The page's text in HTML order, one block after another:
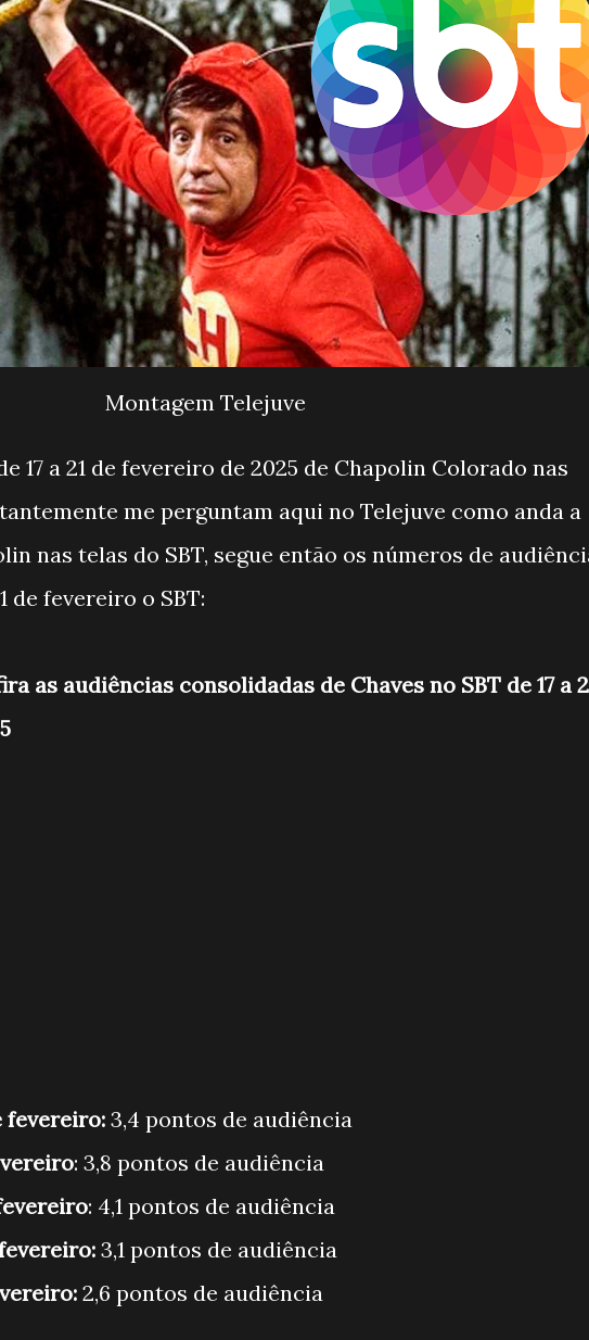
Montagem Telejuve
17 a 21 de fevereiro de 2025 de Chapolin Colorado nas
me perguntam aqui no Telejuve como anda a
nas telas do SBT, segue então os números de
de fevereiro o SBT:
as audiências consolidadas de Chaves no SBT de 17 a
fevereiro: 3,4 pontos de audiência
: 3,8 pontos de audiência
: 4,1 pontos de audiência
3,1 pontos de audiência
2,6 pontos de audiência